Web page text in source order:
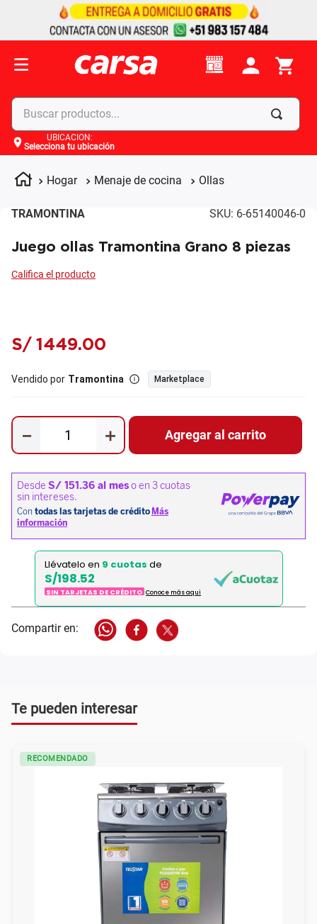
Buscar productos...
UBICACIÓN:
Selecciona tu ubicación
Hogar Menaje de cocina Ollas
TRAMONTINA SKU: 6-65140046-0
Juego ollas Tramontina Grano 8 piezas
S/ 1449.00
Vendido por Tramontina Marketplace
＋
－ Agregar al carrito
Llévatelo en 9 cuotas de
S/198.52
SIN TARJETAS DE CRÉDITO Conoce más aqui
Te pueden interesar
RECOMENDADO
Términos más buscados
4. apple